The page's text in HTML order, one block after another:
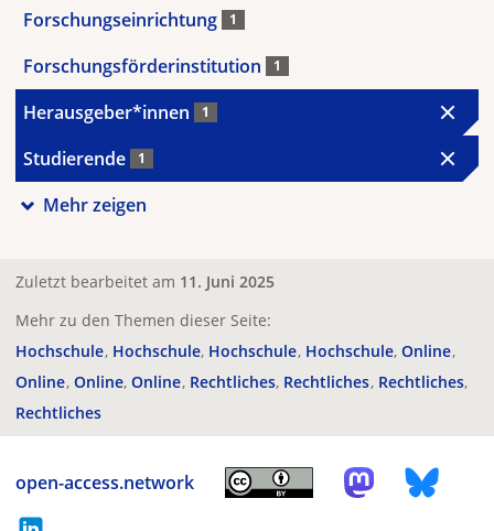
Forschungseinrichtung 1
Forschungsförderinstitution 1
Herausgeber*innen 1
Studierende 1
Mehr zeigen
Zuletzt bearbeitet am 11. Juni 2025
Mehr zu den Themen dieser Seite:
Hochschule Hochschule Hochschule Hochschule Online
Online Online Online Rechtliches Rechtliches Rechtliches
Rechtliches
open-access.network